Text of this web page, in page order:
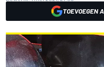
TOEVOEGEN